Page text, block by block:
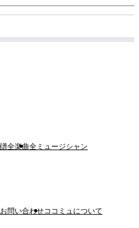
全楽曲全ミュージシャン
問い合わせココミュについて